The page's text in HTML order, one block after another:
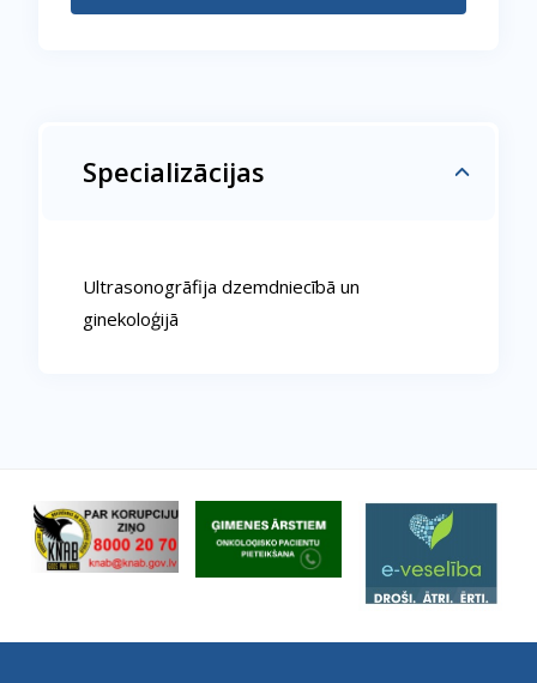
Specializācijas
Ultrasonogrāfija dzemdniecībā un
ginekoloģijā